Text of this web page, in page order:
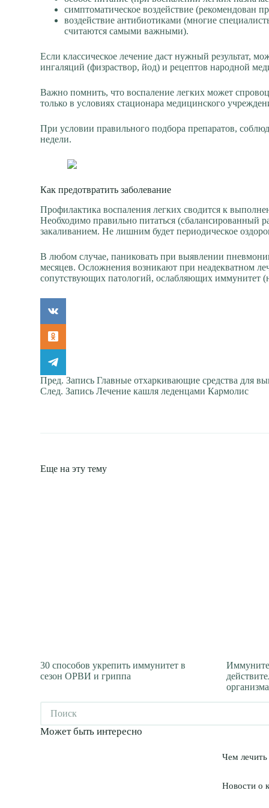
симптоматическое воздействие
воздействие антибиотиками (многие
считаются самыми важными).
Если классическое лечение даст нужный результат,
ингаляций (физраствор, йод) и рецептов народной
Важно помнить, что воспаление легких может
только в условиях стационара медицинского
При условии правильного подбора препаратов,
недели.
Как предотвратить заболевание
Профилактика воспаления легких сводится к
Необходимо правильно питаться (сбалансированный
закаливанием. Не лишним будет периодическое
В любом случае, паниковать при выявлении
месяцев. Осложнения возникают при неадекватном
сопутствующих патологий, ослабляющих иммунитет
Пред.Запись Главные отхаркивающие средства для
След.Запись Лечение кашля леденцами Кармолис
Еще на эту тему
30 способов укрепить иммунитет в
сезон ОРВИ и гриппа
найдено
Может быть интересно
Чем лечить
Новости о